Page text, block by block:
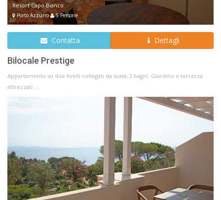
Resort Capo Bianco
Porto Azzurro 5 Persone
Contatta Dettagli
Bilocale Prestige
Appartamento su due livelli collegati da scala, 2 bagni. Giardino e terrazza
attrezzati ...